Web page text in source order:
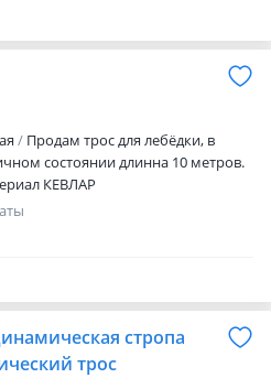
с двух сторон троса * Высокая
Продам трос для лебёдки, в
состоянии длинна 10 метров.
КЕВЛАР
стропа
трос